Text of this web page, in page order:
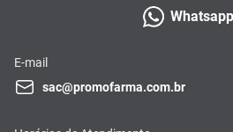
Whatsapp
E-mail
sac@promofarma.com.br